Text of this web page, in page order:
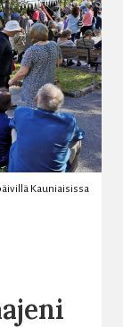
Kauniaisissa